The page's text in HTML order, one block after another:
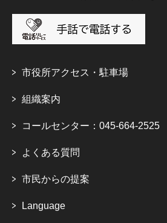
市役所アクセス・駐車場
組織案内
コールセンター：045-664-2525
よくある質問
市民からの提案
Language